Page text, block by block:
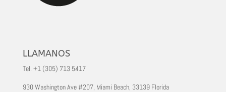
LLAMANOS
Tel. +1 (305) 713 5417
930 Washington Ave #207, Miami Beach, 33139 Florida